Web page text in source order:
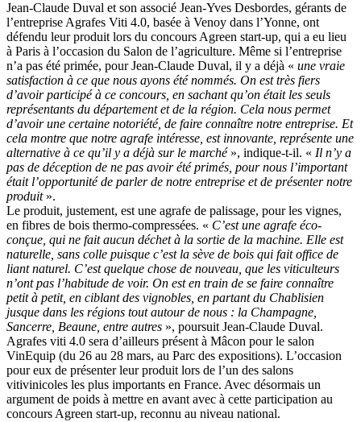
Jean-Claude Duval et son associé Jean-Yves Desbordes, gérants de
l’entreprise Agrafes Viti 4.0, basée à Venoy dans l’Yonne, ont
défendu leur produit lors du concours Agreen start-up, qui a eu lieu
à Paris à l’occasion du Salon de l’agriculture. Même si l’entreprise
n’a pas été primée, pour Jean-Claude Duval, il y a déjà « une vraie
satisfaction à ce que nous ayons été nommés. On est très fiers
d’avoir participé à ce concours, en sachant qu’on était les seuls
représentants du département et de la région. Cela nous permet
d’avoir une certaine notoriété, de faire connaître notre entreprise. Et
cela montre que notre agrafe intéresse, est innovante, représente une
alternative à ce qu’il y a déjà sur le marché», indique-t-il. « Il n’y a
pas de déception de ne pas avoir été primés, pour nous l’important
était l’opportunité de parler de notre entreprise et de présenter notre
produit».
Le produit, justement, est une agrafe de palissage, pour les vignes,
en fibres de bois thermo-compressées. « C’est une agrafe éco-
conçue, qui ne fait aucun déchet à la sortie de la machine. Elle est
naturelle, sans colle puisque c’est la sève de bois qui fait office de
liant naturel. C’est quelque chose de nouveau, que les viticulteurs
n’ont pas l’habitude de voir. On est en train de se faire connaître
petit à petit, en ciblant des vignobles, en partant du Chablisien
jusque dans les régions tout autour de nous : la Champagne,
Sancerre, Beaune, entre autres », poursuit Jean-Claude Duval.
Agrafes viti 4.0 sera d’ailleurs présent à Mâcon pour le salon
VinEquip (du 26 au 28 mars, au Parc des expositions). L’occasion
pour eux de présenter leur produit lors de l’un des salons
vitivinicoles les plus importants en France. Avec désormais un
argument de poids à mettre en avant avec à cette participation au
concours Agreen start-up, reconnu au niveau national.